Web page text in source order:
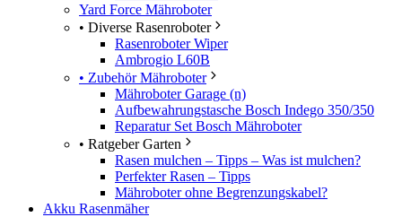
Yard Force Mähroboter
• Diverse Rasenroboter
Rasenroboter Wiper
Ambrogio L60B
• Zubehör Mähroboter
Mähroboter Garage (n)
Aufbewahrungstasche Bosch Indego 350/350
Reparatur Set Bosch Mähroboter
• Ratgeber Garten
Rasen mulchen – Tipps – Was ist mulchen?
Perfekter Rasen – Tipps
Mähroboter ohne Begrenzungskabel?
Akku Rasenmäher